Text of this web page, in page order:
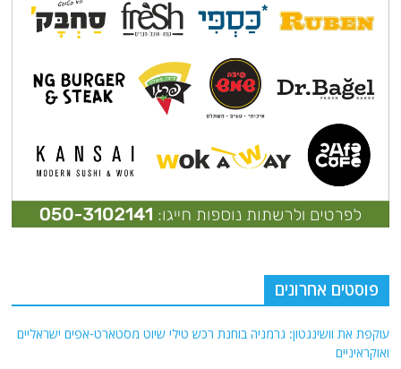
פוסטים אחרונים
עוקפת את וושינגטון: גרמניה בוחנת רכש טילי שיוט מסטארט-אפים ישראליים
ואוקראיניים